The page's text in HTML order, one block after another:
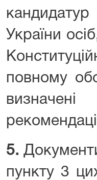
України
повному
5.
пункту 3